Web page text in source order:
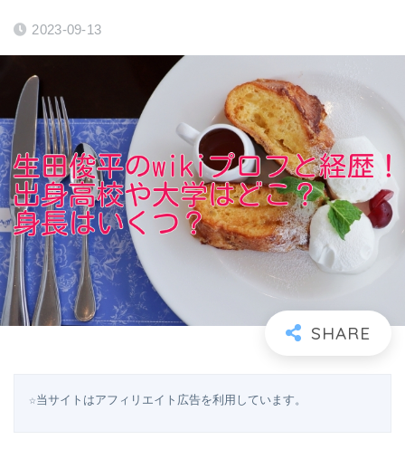
2023-09-13
☆当サイトはアフィリエイト広告を利用しています。